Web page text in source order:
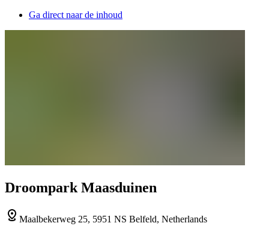
Ga direct naar de inhoud
Droompark Maasduinen
Maalbekerweg 25, 5951 NS Belfeld, Netherlands